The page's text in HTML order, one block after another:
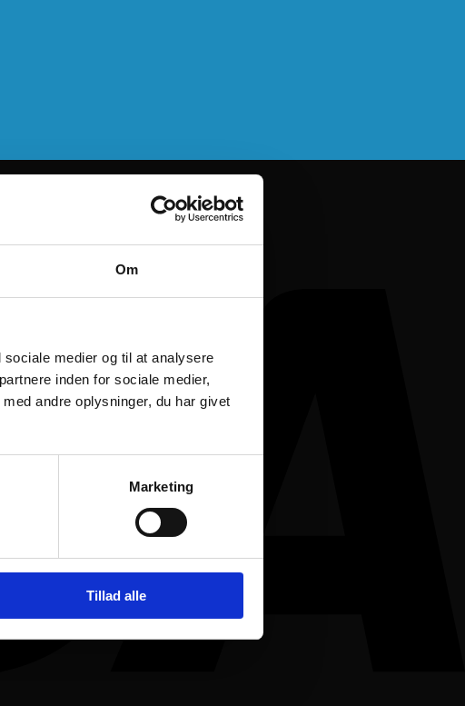
Om
medier og til at analysere
inden for sociale medier,
andre oplysninger, du har givet
Marketing
Tillad alle